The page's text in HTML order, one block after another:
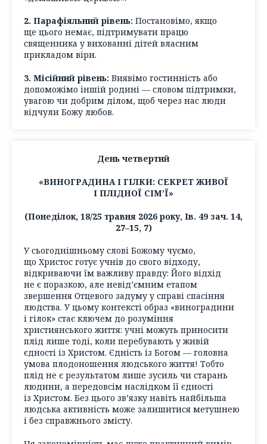
2. Парафіяльний рівень: Постановімо, якщо
ще цього немає, підтримувати працю
священника у вихованні дітей власним
прикладом віри.
3. Місійний рівень: Виявімо гостинність або
допоможімо іншій родині — словом підтримки,
увагою чи добрим ділом, щоб через нас люди
відчули Божу любов.
День четвертий
«ВИНОГРАДИНА І ГІЛКИ: СЕКРЕТ ЖИВОЇ
І ПЛІДНОЇ СІМ’Ї»
(Понеділок, 18/25 травня 2026 року, Ів. 49 зач. 14,
27–15, 7)
У сьогоднішньому слові Божому чуємо,
що Христос готує учнів до свого відходу,
відкриваючи їм важливу правду: Його відхід
не є поразкою, але невід’ємним етапом
звершення Отцевого задуму у справі спасіння
людства. У цьому контексті образ «виноградини
і гілок» стає ключем до розуміння
християнського життя: учні можуть приносити
плід лише тоді, коли перебувають у живій
єдності із Христом. Єдність із Богом — головна
умова плодоношення людського життя! Тобто
плід не є результатом лише зусиль чи старань
людини, а передовсім наслідком її єдності
із Христом. Без цього зв’язку навіть найбільша
людська активність може залишитися метушнею
і без справжнього змісту.